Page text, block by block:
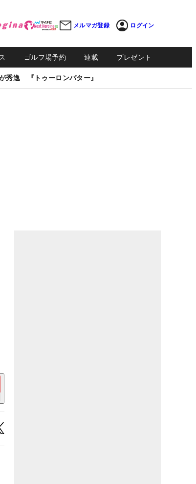
メルマガ登録 ログイン
ゴルフ場予約 連載 プレゼント
秀逸 『トゥーロンパター』